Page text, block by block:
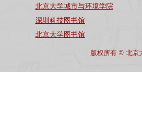
北京大学城市与环境学院
深圳科技图书馆
北京大学图书馆
版权所有 © 北